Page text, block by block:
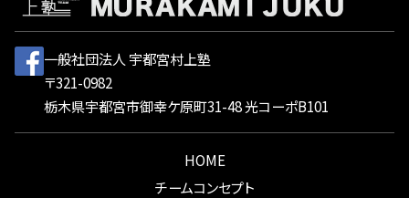
一般社団法人 宇都宮村上塾
〒321-0982
栃木県宇都宮市御幸ケ原町31-48 光コーポB101
HOME
チームコンセプト